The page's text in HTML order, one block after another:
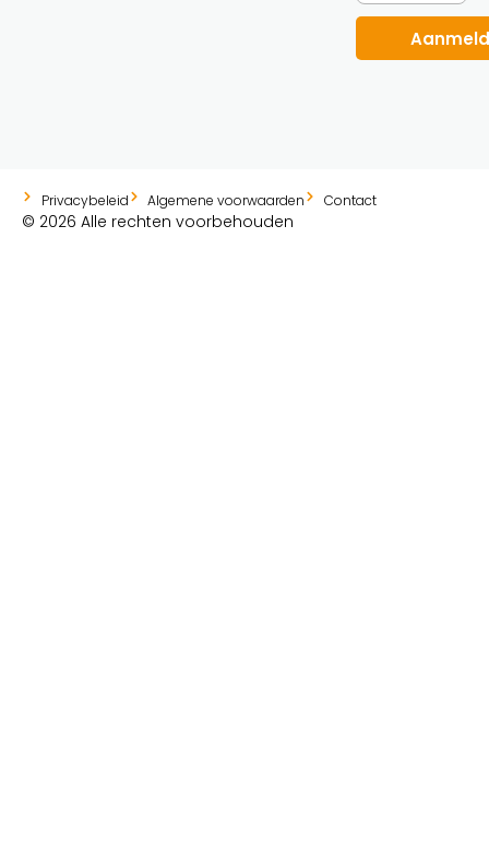
Privacybeleid Algemene voorwaarden Contact
© 2026 Alle rechten voorbehouden